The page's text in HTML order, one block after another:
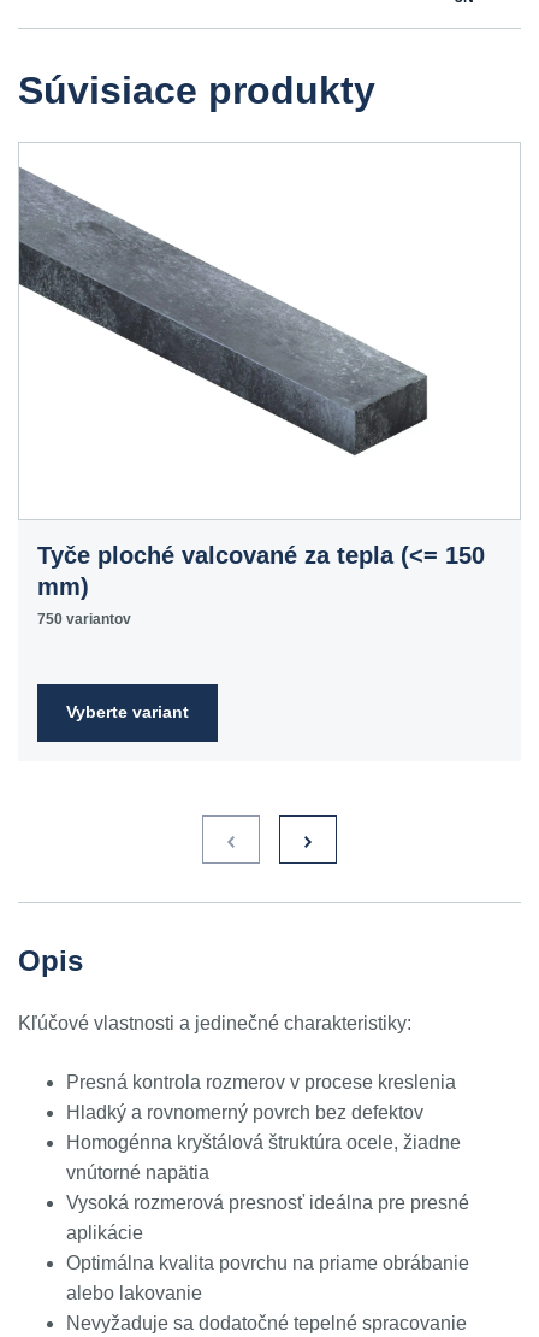
Súvisiace produkty
Tyče ploché valcované za tepla (<= 150
mm)
750 variantov
Vyberte variant
Opis
Kľúčové vlastnosti a jedinečné charakteristiky:
Presná kontrola rozmerov v procese kreslenia
Hladký a rovnomerný povrch bez defektov
Homogénna kryštálová štruktúra ocele, žiadne
vnútorné napätia
Vysoká rozmerová presnosť ideálna pre presné
aplikácie
Optimálna kvalita povrchu na priame obrábanie
alebo lakovanie
Nevyžaduje sa dodatočné tepelné spracovanie